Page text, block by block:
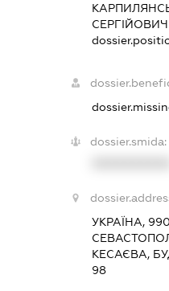
СЕРГІЙОВИЧ
dossier.smida:
УКРАЇНА,
КЕСАЄВА,
98